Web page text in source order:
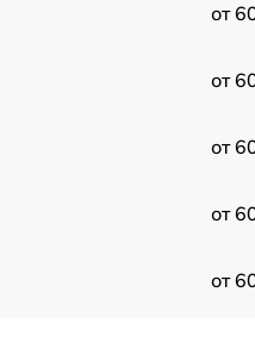
от
от
от
от
от